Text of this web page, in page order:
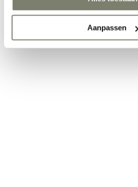
Aanpassen